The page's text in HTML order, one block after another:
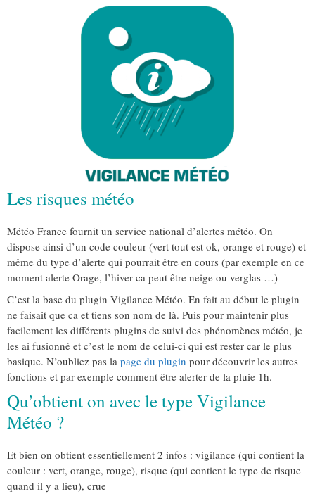
Les risques météo
Météo France fournit un service national d’alertes météo. On
dispose ainsi d’un code couleur (vert tout est ok, orange et rouge) et
même du type d’alerte qui pourrait être en cours (par exemple en ce
moment alerte Orage, l’hiver ca peut être neige ou verglas …)
C’est la base du plugin Vigilance Météo. En fait au début le plugin
ne faisait que ca et tiens son nom de là. Puis pour maintenir plus
facilement les différents plugins de suivi des phénomènes météo, je
les ai fusionné et c’est le nom de celui-ci qui est rester car le plus
basique. N’oubliez pas la page du plugin pour découvrir les autres
fonctions et par exemple comment être alerter de la pluie 1h.
Qu’obtient on avec le type Vigilance
Météo ?
Et bien on obtient essentiellement 2 infos : vigilance (qui contient la
couleur : vert, orange, rouge), risque (qui contient le type de risque
quand il y a lieu), crue